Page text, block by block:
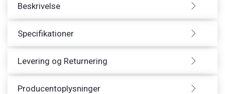
Beskrivelse
Specifikationer
Levering og Returnering
Producentoplysninger